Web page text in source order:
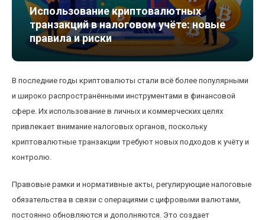
Использование криптовалютных
транзакций в налоговом учёте: новые
правила и риски
В последние годы криптовалюты стали всё более популярными
и широко распространёнными инструментами в финансовой
сфере. Их использование в личных и коммерческих целях
привлекает внимание налоговых органов, поскольку
криптовалютные транзакции требуют новых подходов к учёту и
контролю.
Правовые рамки и нормативные акты, регулирующие налоговые
обязательства в связи с операциями с цифровыми валютами,
постоянно обновляются и дополняются. Это создает